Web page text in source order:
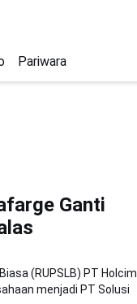
Pariwara
Ganti
(RUPSLB) PT Holcim
menjadi PT Solusi